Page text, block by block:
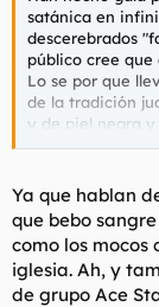
satánica en
descerebrados
público cree que
Lo se por que
de la tradición
y de piel negra y
Por si fuera
adolescentes,
levanta,
pasó cinco años
abuela con un
otro miembro de
EEUU por
Ya que hablan
que bebo
como los mocos
iglesia. Ah, y
de grupo Ace